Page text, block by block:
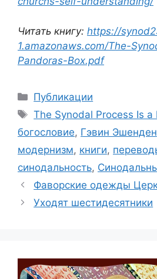
Читать книгу: https://
1.amazonaws.com/The-
Pandoras-Box.pdf
Рубрики
Публикации
Метки
The Synodal Process Is a
богословие, Гэвин Эшенден
модернизм, книги,
синодальность,
Фаворские одежды
Уходят шестидесятники